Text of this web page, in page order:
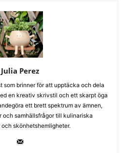
Julia Perez
som brinner för att upptäcka och dela
en kreativ skrivstil och ett skarpt öga
ett brett spektrum av ämnen,
och samhällsfrågor till kulinariska
skönhetshemligheter.